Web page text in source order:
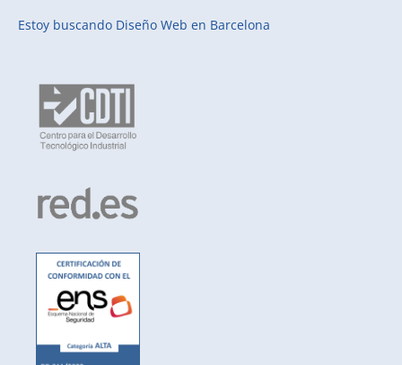
Estoy buscando Diseño Web en Barcelona